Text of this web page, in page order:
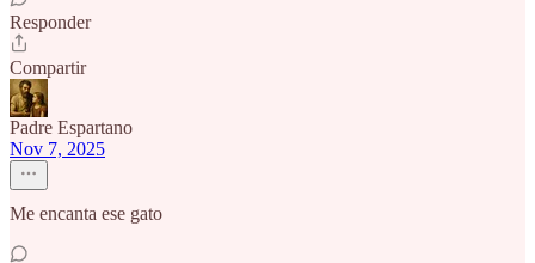
Responder
Compartir
Padre Espartano
Nov 7, 2025
Me encanta ese gato